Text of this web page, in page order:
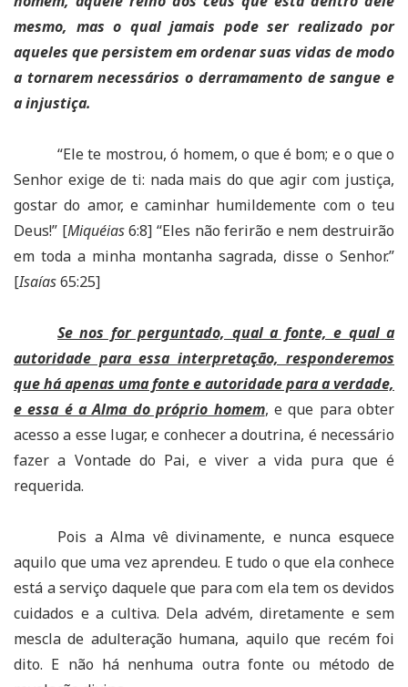
mesmo, mas o qual jamais pode ser realizado por
aqueles que persistem em ordenar suas vidas de modo
a tornarem necessários o derramamento de sangue e
a injustiça.
“Ele te mostrou, ó homem, o que é bom; e o que o
Senhor exige de ti: nada mais do que agir com justiça,
gostar do amor, e caminhar humildemente com o teu
Deus!” [Miquéias6:8] “Eles não ferirão e nem destruirão
em toda a minha montanha sagrada, disse o Senhor.”
[Isaías65:25]
Se nos for perguntado, qual a fonte, e qual a
autoridade para essa interpretação, responderemos
que há apenas uma fonte e autoridade para a verdade,
e essa é a Alma do próprio homem, e que para obter
acesso a esse lugar, e conhecer a doutrina, é necessário
fazer a Vontade do Pai, e viver a vida pura que é
requerida.
Pois a Alma vê divinamente, e nunca esquece
aquilo que uma vez aprendeu. E tudo o que ela conhece
está a serviço daquele que para com ela tem os devidos
cuidados e a cultiva. Dela advém, diretamente e sem
mescla de adulteração humana, aquilo que recém foi
dito. E não há nenhuma outra fonte ou método de